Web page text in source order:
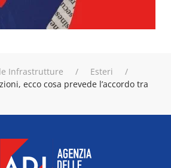
Infrastrutture
Esteri
ecco cosa prevede l’accordo tra